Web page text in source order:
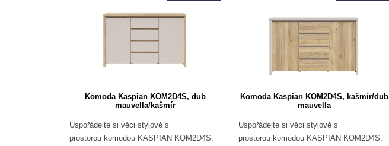
Komoda Kaspian KOM2D4S, dub
mauvella/kašmír
Uspořádejte si věci stylově s
prostorou komodou KASPIAN KOM2D4S.
Komoda Kaspian KOM2D4S, kašmír/dub
mauvella
Uspořádejte si věci stylově s
prostorou komodou KASPIAN KOM2D4S.